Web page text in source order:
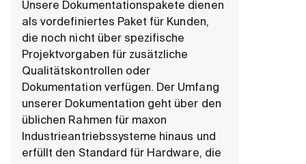
Unsere Dokumentationspakete dienen
als vordefiniertes Paket für Kunden,
die noch nicht über spezifische
Projektvorgaben für zusätzliche
Qualitätskontrollen oder
Dokumentation verfügen. Der Umfang
unserer Dokumentation geht über den
üblichen Rahmen für maxon
Industrieantriebssysteme hinaus und
erfüllt den Standard für Hardware, die